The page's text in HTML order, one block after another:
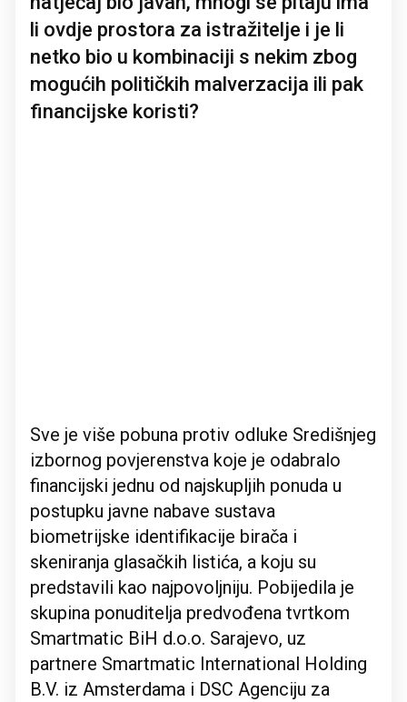
li ovdje prostora za istražitelje i je li
netko bio u kombinaciji s nekim zbog
mogućih političkih malverzacija ili pak
financijske koristi?
Sve je više pobuna protiv odluke Središnjeg
izbornog povjerenstva koje je odabralo
financijski jednu od najskupljih ponuda u
postupku javne nabave sustava
biometrijske identifikacije birača i
skeniranja glasačkih listića, a koju su
predstavili kao najpovoljniju. Pobijedila je
skupina ponuditelja predvođena tvrtkom
Smartmatic BiH d.o.o. Sarajevo, uz
partnere Smartmatic International Holding
B.V. iz Amsterdama i DSC Agenciju za